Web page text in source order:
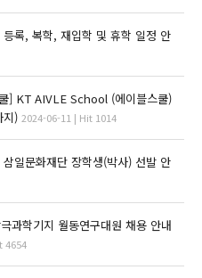
록, 복학, 재입학 및 휴학 일정 안
] KT AIVLE School (에이블스쿨)
지) 2024-06-11 | Hit 1014
일문화재단 장학생(박사) 선발 안
과학기지 월동연구대원 채용 안내
4654